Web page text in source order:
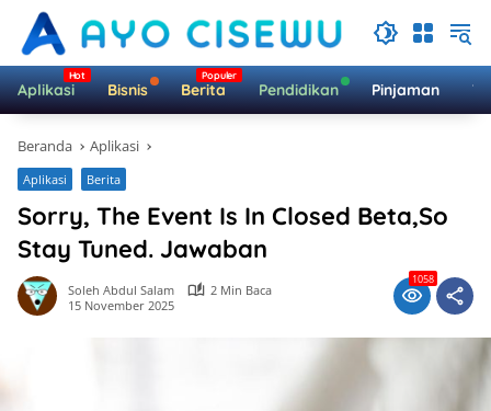
Langsung
konten
Aplikasi Bisnis Berita Pendidikan Pinjaman
Beranda Aplikasi
Aplikasi Berita
Sorry, The Event Is In Closed Beta,So
Stay Tuned. Jawaban
Soleh Abdul Salam
2 Min Baca
15 November 2025
1058